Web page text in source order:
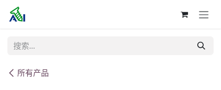
跳至内容
所有产品